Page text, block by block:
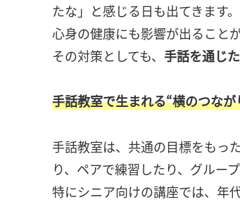
たな」と感じる日も出てきます
心身の健康にも影響が出ること
その対策としても、 手話を通じ
手話教室で生まれる“横のつなが
手話教室は、共通の目標をもっ
り、ペアで練習したり、グルー
特にシニア向けの講座では、年